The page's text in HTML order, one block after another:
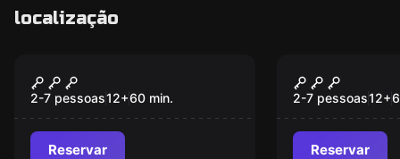
localização
The Scream Of
Agrabah
2-7 pessoas12+60 min.
Reservar
Lost City
2-7 pessoas12+
Reservar